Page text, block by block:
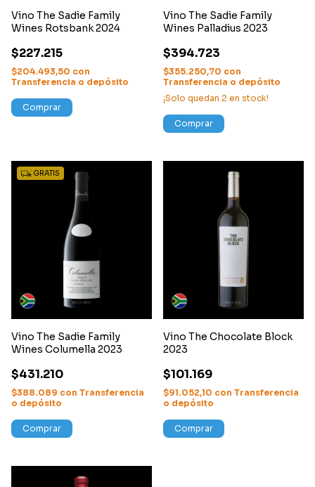
Vino The Sadie Family
Wines Rotsbank 2024
$227.215
$204.493,50 con
Transferencia o depósito
Comprar
Vino The Sadie Family
Wines Palladius 2023
$394.723
$355.250,70 con
Transferencia o depósito
¡Solo quedan 2 en stock!
Comprar
GRATIS
Vino The Sadie Family
Wines Columella 2023
$431.210
$388.089 con Transferencia
o depósito
Comprar
Vino The Chocolate Block
2023
$101.169
$91.052,10 con Transferencia
o depósito
Comprar